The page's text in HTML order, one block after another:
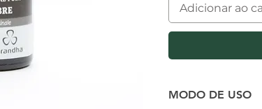
Adicionar ao
MODO DE USO